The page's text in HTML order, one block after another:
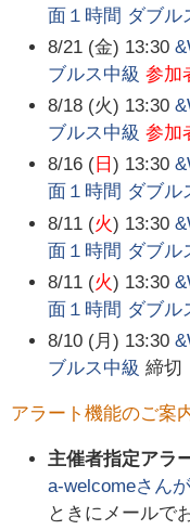
面１時間 ダブル
8/21 (金) 13:30
ブルス中級 参加
8/18 (火) 13:30
ブルス中級 参加
8/16 ( 日) 13:30
面１時間 ダブル
8/11 (火) 13:30
面１時間 ダブル
8/11 (火) 13:30
面１時間 ダブル
8/10 (月) 13:30
ブルス中級 締切
アラート機能のご案
主催者指定アラ
a-welcomeさんが
ときにメールで